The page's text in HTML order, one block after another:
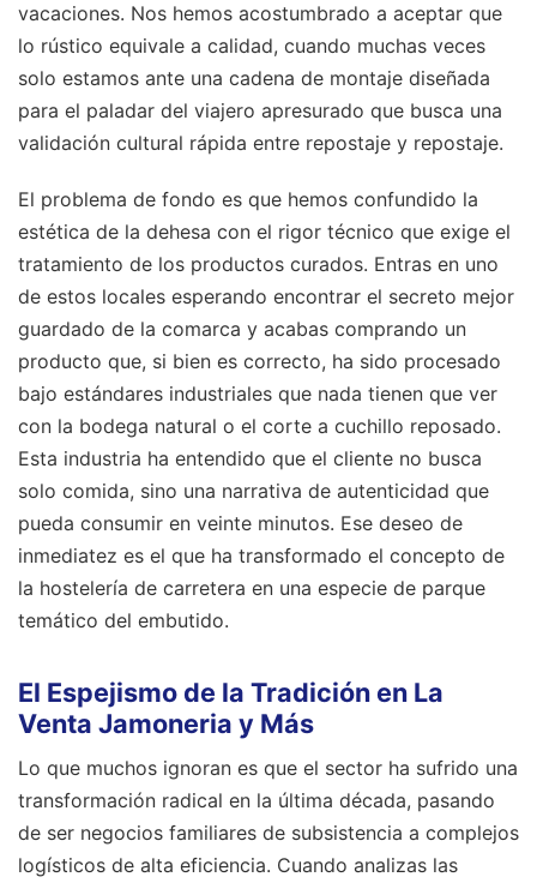
vacaciones. Nos hemos acostumbrado a aceptar que
lo rústico equivale a calidad, cuando muchas veces
solo estamos ante una cadena de montaje diseñada
para el paladar del viajero apresurado que busca una
validación cultural rápida entre repostaje y repostaje.
El problema de fondo es que hemos confundido la
estética de la dehesa con el rigor técnico que exige el
tratamiento de los productos curados. Entras en uno
de estos locales esperando encontrar el secreto mejor
guardado de la comarca y acabas comprando un
producto que, si bien es correcto, ha sido procesado
bajo estándares industriales que nada tienen que ver
con la bodega natural o el corte a cuchillo reposado.
Esta industria ha entendido que el cliente no busca
solo comida, sino una narrativa de autenticidad que
pueda consumir en veinte minutos. Ese deseo de
inmediatez es el que ha transformado el concepto de
la hostelería de carretera en una especie de parque
temático del embutido.
El Espejismo de la Tradición en La
Venta Jamoneria y Más
Lo que muchos ignoran es que el sector ha sufrido una
transformación radical en la última década, pasando
de ser negocios familiares de subsistencia a complejos
logísticos de alta eficiencia. Cuando analizas las